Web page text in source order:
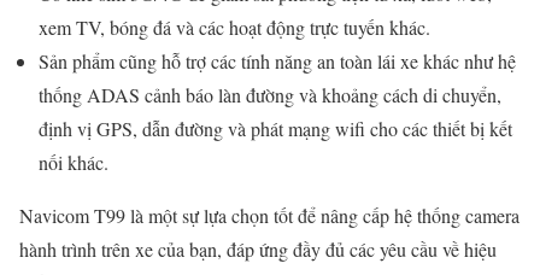
xem TV, bóng đá và các hoạt động trực tuyến khác.
Sản phẩm cũng hỗ trợ các tính năng an toàn lái xe khác như hệ
thống ADAS cảnh báo làn đường và khoảng cách di chuyển,
định vị GPS, dẫn đường và phát mạng wifi cho các thiết bị kết
nối khác.
Navicom T99 là một sự lựa chọn tốt để nâng cấp hệ thống camera
hành trình trên xe của bạn, đáp ứng đầy đủ các yêu cầu về hiệu